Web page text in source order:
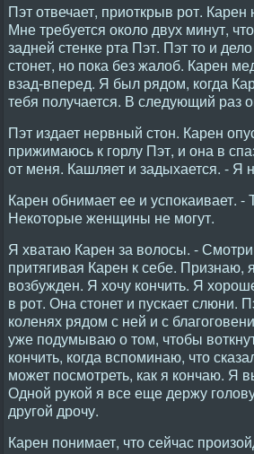
Пэт отвечает, приоткрыв рот. Карен
Мне требуется около двух минут,
задней стенке рта Пэт. Пэт то и
стонет, но пока без жалоб. Карен
взад-вперед. Я был рядом, когда
тебя получается. В следующий раз
Пэт издает нервный стон. Карен
прижимаюсь к горлу Пэт, и она в
от меня. Кашляет и задыхается. - Я
Карен обнимает ее и успокаивает. -
Некоторые женщины не могут.
Я хватаю Карен за волосы. -
притягивая Карен к себе. Признаю,
возбужден. Я хочу кончить. Я
в рот. Она стонет и пускает слюни.
коленях рядом с ней и с
уже подумываю о том, чтобы
кончить, когда вспоминаю, что
может посмотреть, как я кончаю. Я
Одной рукой я все еще держу
другой дрочу.
Карен понимает, что сейчас